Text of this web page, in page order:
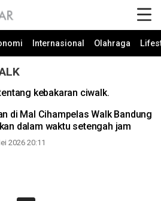
Internasional Olahraga
kebakaran ciwalk.
di Mal Cihampelas Walk Bandung
dalam waktu setengah jam
2026 20:11